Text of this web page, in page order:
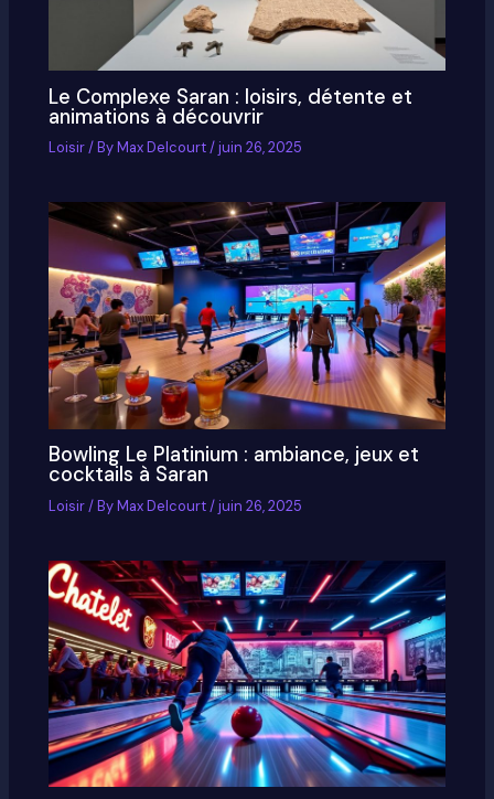
Le Complexe Saran : loisirs, détente et
animations à découvrir
Loisir/ ByMax Delcourt/juin 26, 2025
Bowling Le Platinium : ambiance, jeux et
cocktails à Saran
Loisir/ ByMax Delcourt/juin 26, 2025